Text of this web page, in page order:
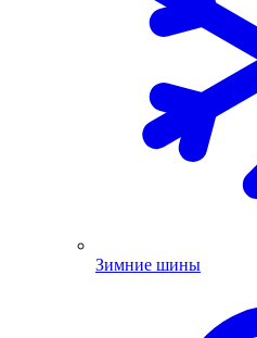
Зимние шины